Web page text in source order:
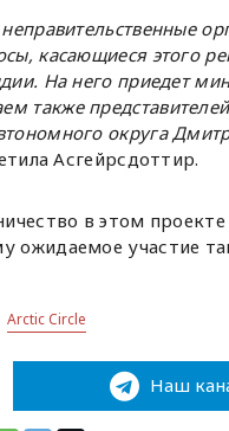
касающиеся этого
На него приедет
представителей
округа
Асгейрсдоттир.
в этом проекте
ожидаемое участие
Arctic Circle
Наш